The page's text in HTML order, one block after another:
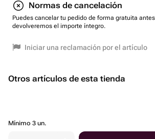
Normas de cancelación
Puedes cancelar tu pedido de forma gratuita
devolveremos el importe íntegro.
Iniciar una reclamación por el artículo
Otros artículos de esta tienda
Mínimo 3 un.